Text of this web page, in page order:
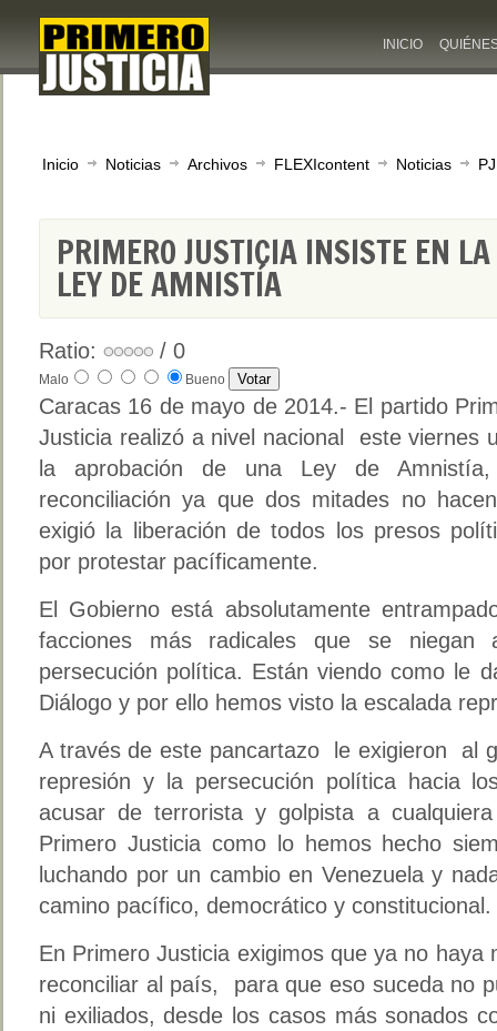
INICIO
Inicio Noticias Archivos FLEXIcontent Noticias
PRIMERO JUSTICIA INSISTE EN
LEY DE AMNISTÍA
Ratio: / 0
Malo Bueno
Caracas 16 de mayo de 2014.- El partido
Justicia realizó a nivel nacional este viernes
la aprobación de una Ley de
reconciliación ya que dos mitades no
exigió la liberación de todos los presos
por protestar pacíficamente.
El Gobierno está absolutamente
facciones más radicales que se
persecución política. Están viendo como le
Diálogo y por ello hemos visto la escalada
A través de este pancartazo le exigieron al
represión y la persecución política hacia
acusar de terrorista y golpista a
Primero Justicia como lo hemos hecho
luchando por un cambio en Venezuela y
camino pacífico, democrático y
En Primero Justicia exigimos que ya no haya
reconciliar al país, para que eso suceda no
ni exiliados, desde los casos más sonados